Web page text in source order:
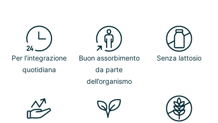
Per l’integrazione
quotidiana
Buon assorbimento
da parte
dell’organismo
Senza lattosio